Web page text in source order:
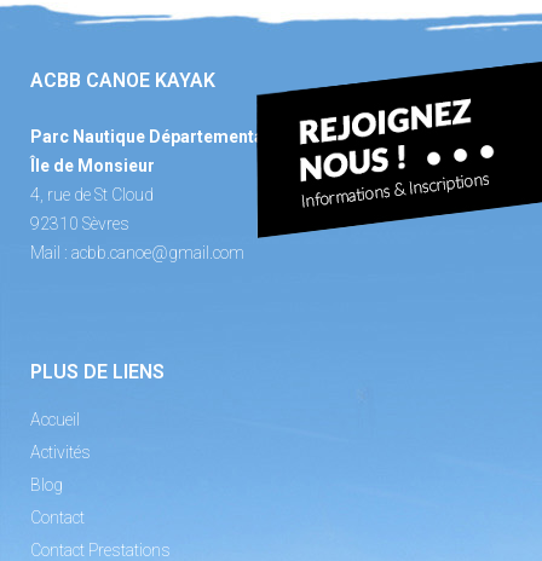
ACBB CANOE KAYAK
Parc Nautique Départemental
Île de Monsieur
4, rue de St Cloud
92310 Sèvres
Mail : acbb.canoe@gmail.com
PLUS DE LIENS
Accueil
Activités
Blog
Contact
Contact Prestations